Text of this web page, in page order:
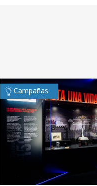
Campañas